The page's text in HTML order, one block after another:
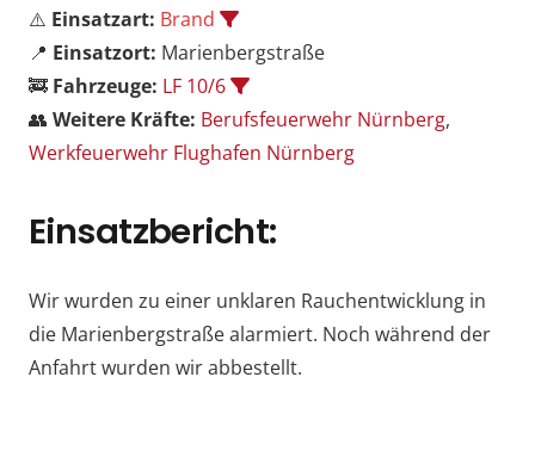
⚠️ Einsatzart: Brand
📍 Einsatzort: Marienbergstraße
🚒 Fahrzeuge: LF 10/6
👥 Weitere Kräfte: Berufsfeuerwehr Nürnberg,
Werkfeuerwehr Flughafen Nürnberg
Einsatzbericht:
Wir wurden zu einer unklaren Rauchentwicklung in
die Marienbergstraße alarmiert. Noch während der
Anfahrt wurden wir abbestellt.